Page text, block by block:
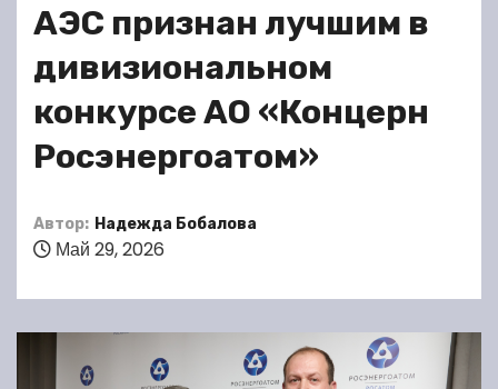
АЭС признан лучшим в
дивизиональном
конкурсе АО «Концерн
Росэнергоатом»
Автор: Надежда Бобалова
Май 29, 2026